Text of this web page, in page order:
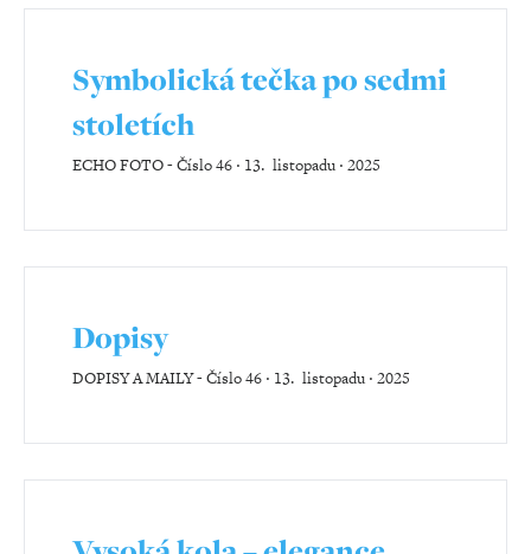
Symbolická tečka po sedmi
stoletích
ECHO FOTO-Číslo 46 ‧ 13. listopadu ‧ 2025
Dopisy
DOPISY A MAILY-Číslo 46 ‧ 13. listopadu ‧ 2025